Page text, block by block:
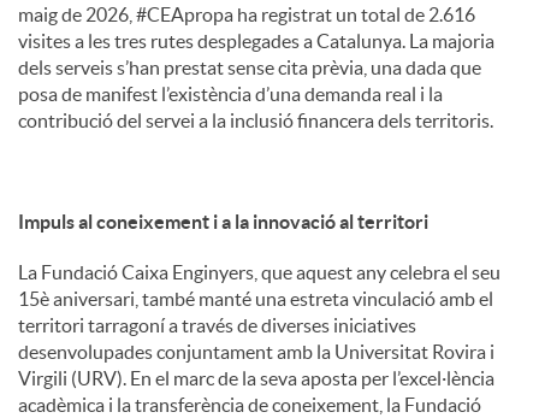
maig de 2026, #CEApropa ha registrat un total de 2.616
visites a les tres rutes desplegades a Catalunya. La majoria
dels serveis s’han prestat sense cita prèvia, una dada que
posa de manifest l’existència d’una demanda real i la
contribució del servei a la inclusió financera dels territoris.
Impuls al coneixement i a la innovació al territori
La Fundació Caixa Enginyers, que aquest any celebra el seu
15è aniversari, també manté una estreta vinculació amb el
territori tarragoní a través de diverses iniciatives
desenvolupades conjuntament amb la Universitat Rovira i
Virgili (URV). En el marc de la seva aposta per l’excel·lència
acadèmica i la transferència de coneixement, la Fundació